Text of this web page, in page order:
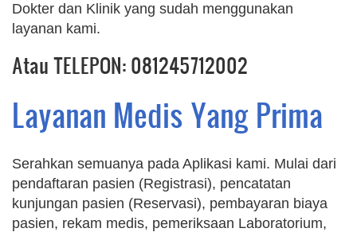
Dokter dan Klinik yang sudah menggunakan
layanan kami.
Atau TELEPON: 081245712002
Layanan Medis Yang Prima
Serahkan semuanya pada Aplikasi kami. Mulai dari
pendaftaran pasien (Registrasi), pencatatan
kunjungan pasien (Reservasi), pembayaran biaya
pasien, rekam medis, pemeriksaan Laboratorium,